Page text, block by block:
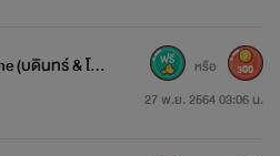
(บดินทร์ & โร
27 พ.ย. 2564 03:06 น.
หรือ 300